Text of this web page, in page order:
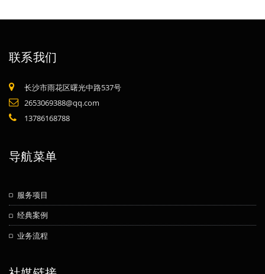
联系我们
长沙市雨花区曙光中路537号
2653069388@qq.com
13786168788
导航菜单
服务项目
经典案例
业务流程